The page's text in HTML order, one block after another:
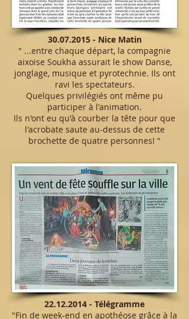
30.07.2015- Nice Matin
" ...entre chaque départ, la compagnie
aixoise Soukha assurait le show Danse,
jonglage, musique et pyrotechnie. Ils ont
ravi les spectateurs.
Quelques privilégiés ont même pu
participer à l'animation.
Ils n'ont eu qu'à courber la tête pour que
l'acrobate saute au-dessus de cette
brochette de quatre personnes! "
22.12.2014 - Télégramme
"Fin de week-end en apothéose grâce à la